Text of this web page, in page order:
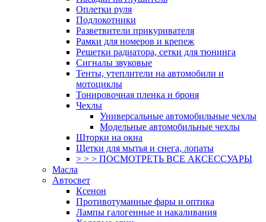
Оплетки руля
Подлокотники
Разветвители прикуривателя
Рамки для номеров и крепеж
Решетки радиатора, сетки для тюнинга
Сигналы звуковые
Тенты, утеплители на автомобили и
мотоциклы
Тонировочная пленка и броня
Чехлы
Универсальные автомобильные чехлы
Модельные автомобильные чехлы
Шторки на окна
Щетки для мытья и снега, лопаты
> > > ПОСМОТРЕТЬ ВСЕ АКСЕССУАРЫ
Масла
Автосвет
Ксенон
Противотуманные фары и оптика
Лампы галогенные и накаливания